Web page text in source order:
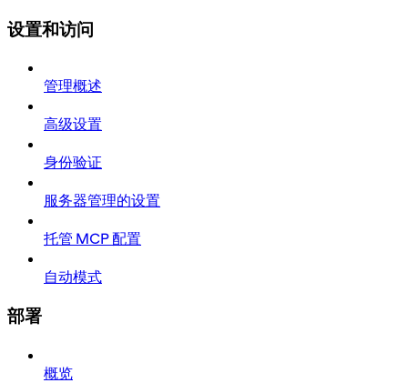
设置和访问
管理概述
高级设置
身份验证
服务器管理的设置
托管 MCP 配置
自动模式
部署
概览